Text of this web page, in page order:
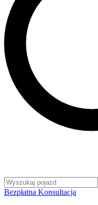
Bezpłatna Konsultacja